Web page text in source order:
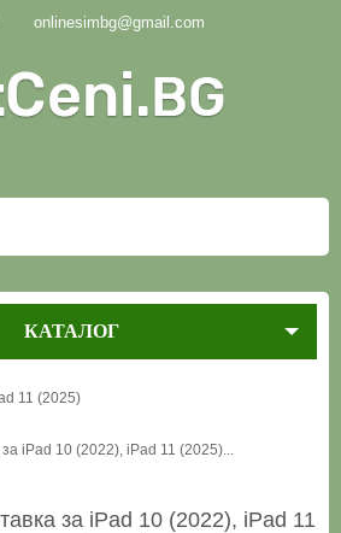
onlinesimbg@gmail.com
КАТАЛОГ
11 (2025)
за iPad 10 (2022), iPad 11 (2025)...
за iPad 10 (2022), iPad 11